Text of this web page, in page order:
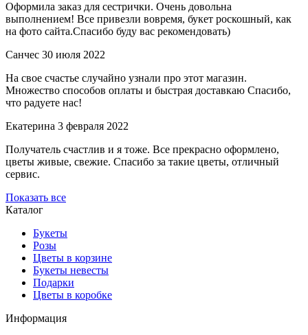
Оформила заказ для сестрички. Очень довольна
выполнением! Все привезли вовремя, букет роскошный, как
на фото сайта.Спасибо буду вас рекомендовать)
Санчес 30 июля 2022
На свое счастье случайно узнали про этот магазин.
Множество способов оплаты и быстрая доставкаю Спасибо,
что радуете нас!
Екатерина 3 февраля 2022
Получатель счастлив и я тоже. Все прекрасно оформлено,
цветы живые, свежие. Спасибо за такие цветы, отличный
сервис.
Показать все
Каталог
Букеты
Розы
Цветы в корзине
Букеты невесты
Подарки
Цветы в коробке
Информация